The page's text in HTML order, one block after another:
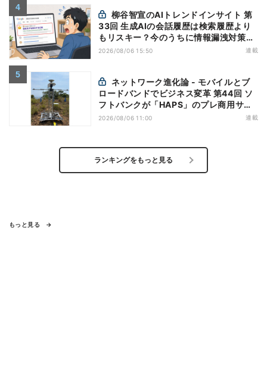
33回 生成AIの会話履歴は検索履歴より
もリスキー？今のうちに情報漏洩対策を
万全にしておこう
2026/08/06 15:50 連載
ロードバンドでビジネス変革 第44回 ソ
フトバンクが「HAPS」のプレ商用サー
ビス開始を表明、本格的な商用展開のめ
2026/08/06 11:00 連載
ランキングをもっと見る
もっと見る